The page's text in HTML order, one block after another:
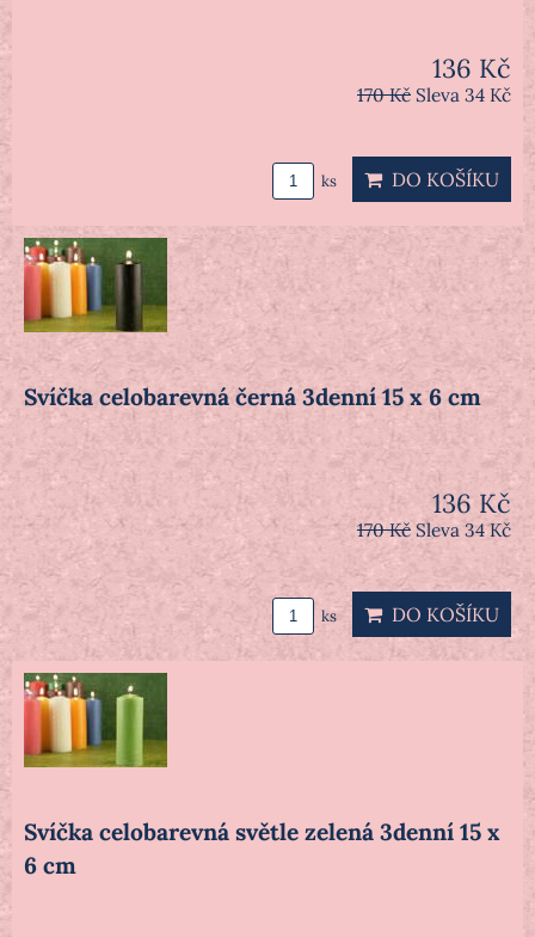
136 Kč
170 Kč Sleva 34 Kč
ks DO KOŠÍKU
Svíčka celobarevná černá 3denní 15 x 6 cm
136 Kč
170 Kč Sleva 34 Kč
ks DO KOŠÍKU
Svíčka celobarevná světle zelená 3denní 15 x
6 cm